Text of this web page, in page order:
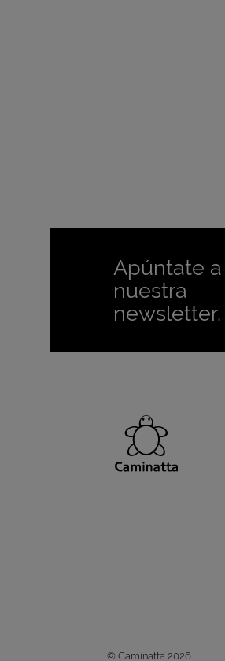
Apúntate a
nuestra
newsletter.
© Caminatta 2026